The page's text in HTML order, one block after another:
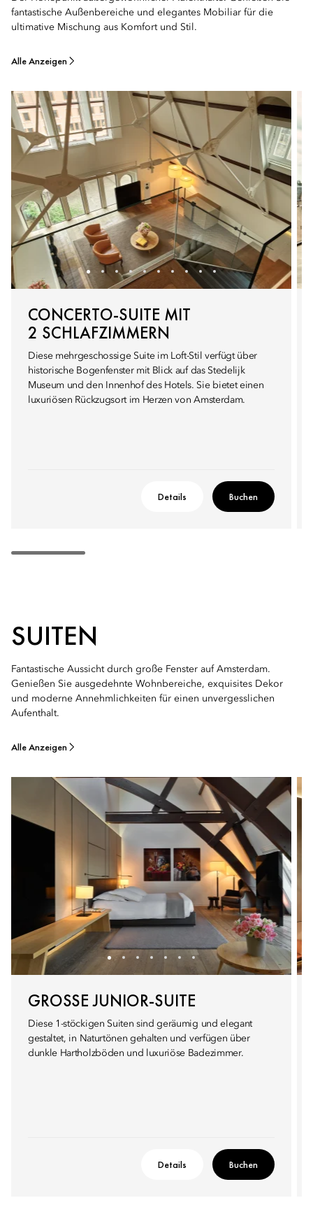
fantastische Außenbereiche und elegantes Mobiliar für die
ultimative Mischung aus Komfort und Stil.
Alle Anzeigen
CONCERTO-SUITE MIT
2 SCHLAFZIMMERN
Diese mehrgeschossige Suite im Loft-Stil verfügt über
historische Bogenfenster mit Blick auf das Stedelijk
Museum und den Innenhof des Hotels. Sie bietet einen
luxuriösen Rückzugsort im Herzen von Amsterdam.
Details Buchen
SUITEN
Fantastische Aussicht durch große Fenster auf Amsterdam.
Genießen Sie ausgedehnte Wohnbereiche, exquisites Dekor
und moderne Annehmlichkeiten für einen unvergesslichen
Aufenthalt.
Alle Anzeigen
GROSSE JUNIOR-SUITE
Diese 1-stöckigen Suiten sind geräumig und elegant
gestaltet, in Naturtönen gehalten und verfügen über
dunkle Hartholzböden und luxuriöse Badezimmer.
Details Buchen